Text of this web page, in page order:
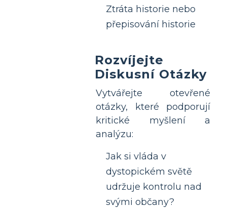
Ztráta historie nebo
přepisování historie
Rozvíjejte
Diskusní Otázky
Vytvářejte otevřené
otázky, které podporují
kritické myšlení a
analýzu:
Jak si vláda v
dystopickém světě
udržuje kontrolu nad
svými občany?